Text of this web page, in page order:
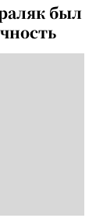
был